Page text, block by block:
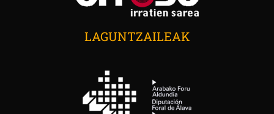
LAGUNTZAILEAK